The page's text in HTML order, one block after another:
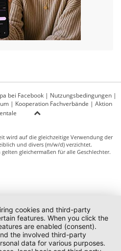
bei Facebook | Nutzungsbedingungen |
| Kooperation Fachverbände | Aktion
wird auf die gleichzeitige Verwendung der
und divers (m/w/d) verzichtet.
gleichermaßen für alle Geschlechter.
cookies and third-party
features. When you click the
are enabled (consent).
the involved third-party
data for various purposes.